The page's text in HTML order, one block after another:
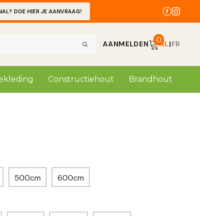
DOE HIER JE AANVRAAG!
AANMELDEN 0NL|FR
Constructiehout Brandhout
500cm 600cm